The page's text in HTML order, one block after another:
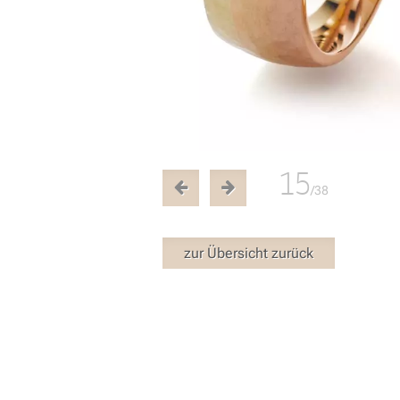
15/38
zur Übersicht zurück